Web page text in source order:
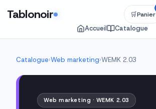
Tablonoir
Accueil Catalogue
🛒Panier
Catalogue›Web marketing›WEMK 2.03
Web marketing · WEMK 2.03